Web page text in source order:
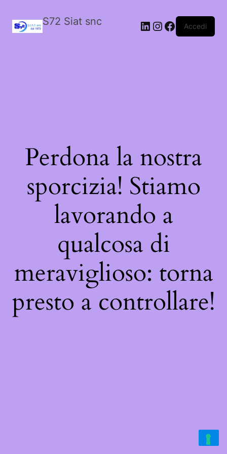
S72 Siat snc LinkedIn
Instagram
Facebook
Accedi
Perdona la nostra
sporcizia! Stiamo
lavorando a
qualcosa di
meraviglioso: torna
presto a controllare!